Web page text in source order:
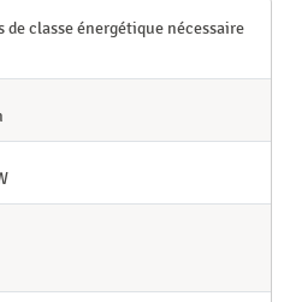
de classe énergétique nécessaire